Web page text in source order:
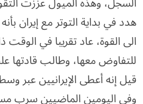
هدد في بداية التوتر مع إيران
الى القوة، عاد تقريبا في
للتفاوض معها، وطالب قادتها
قيل إنه أعطى الإيرانيين عبر
وفي اليومين الماضيين سرب